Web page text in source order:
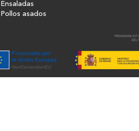
Ensaladas
Pollos asados